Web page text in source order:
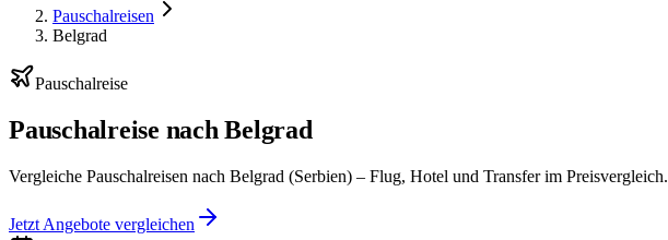
Pauschalreisen
Belgrad
Pauschalreise
Pauschalreise nach Belgrad
Vergleiche Pauschalreisen nach Belgrad (Serbien) – Flug, Hotel und Transfer im Preisvergleich.
Jetzt Angebote vergleichen